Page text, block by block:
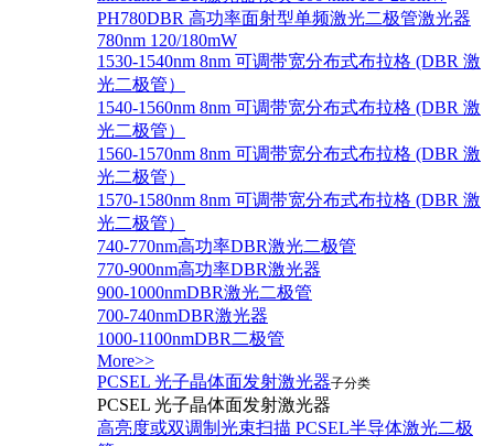
PH780DBR 高功率面射型单频激光二极管激光器
780nm 120/180mW
1530-1540nm 8nm 可调带宽分布式布拉格 (DBR 激
光二极管）
1540-1560nm 8nm 可调带宽分布式布拉格 (DBR 激
光二极管）
1560-1570nm 8nm 可调带宽分布式布拉格 (DBR 激
光二极管）
1570-1580nm 8nm 可调带宽分布式布拉格 (DBR 激
光二极管）
740-770nm高功率DBR激光二极管
770-900nm高功率DBR激光器
900-1000nmDBR激光二极管
700-740nmDBR激光器
1000-1100nmDBR二极管
More>>
PCSEL 光子晶体面发射激光器子分类
PCSEL 光子晶体面发射激光器
高亮度或双调制光束扫描 PCSEL半导体激光二极